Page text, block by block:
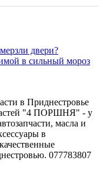
двери?
в сильный мороз
в Приднестровье
"4 ПОРШНЯ" - у
масла и
в
077783807